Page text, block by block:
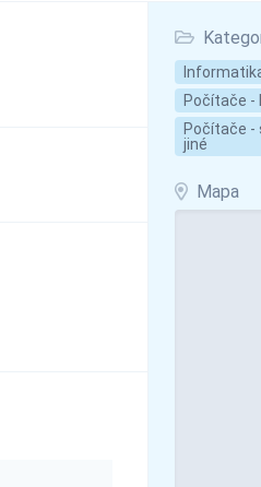
Počítače -
Počítače -
jiné
Mapa